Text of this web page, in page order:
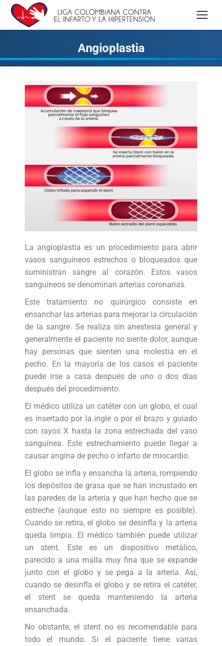
Angioplastia
La angioplastia es un procedimiento para abrir
vasos sanguíneos estrechos o bloqueados que
suministran sangre al corazón. Estos vasos
sanguíneos se denominan arterias coronarias.
Este tratamiento no quirúrgico consiste en
ensanchar las arterias para mejorar la circulación
de la sangre. Se realiza sin anestesia general y
generalmente el paciente no siente dolor, aunque
hay personas que sienten una molestia en el
pecho. En la mayoría de los casos el paciente
puede irse a casa después de uno o dos días
después del procedimiento.
El médico utiliza un catéter con un globo, el cual
es insertado por la ingle o por el brazo y guiado
con rayos X hasta la zona estrechada del vaso
sanguínea. Este estrechamiento puede llegar a
causar angina de pecho o infarto de miocardio.
El globo se infla y ensancha la arteria, rompiendo
los depósitos de grasa que se han incrustado en
las paredes de la arteria y que han hecho que se
estreche (aunque esto no siempre es posible).
Cuando se retira, el globo se desinfla y la arteria
queda limpia. El médico también puede utilizar
un stent. Este es un dispositivo metálico,
parecido a una malla muy fina que se expande
junto con el globo y se pega a la arteria. Así,
cuando se desinfla el globo y se retira el catéter,
el stent se queda manteniendo la arteria
ensanchada.
No obstante, el stent no es recomendable para
todo el mundo. Si el paciente tiene varias